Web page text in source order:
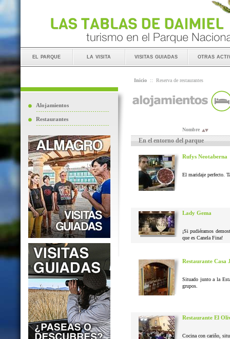
el parque la visita visitas guiadas otras
Alojamientos
Restaurantes
Inicio :: Reserva de restaurantes
Nombre
En el entorno del parque
Rufys Neotaberna
El maridaje perfecto.
Lady Gema
¡Si pudiéramos
que es Canela Fina!
Restaurante Casa
Situado junto a la
grupos.
Restaurante El
Cocina con cariño,